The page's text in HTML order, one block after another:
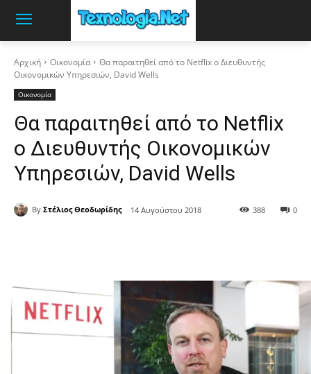
Αρχική Οικονομία
Θα παραιτηθεί από το Netflix ο Διευθυντής
Οικονομικών Υπηρεσιών, David Wells
Οικονομία
Θα παραιτηθεί από το Netflix
ο Διευθυντής Οικονομικών
Υπηρεσιών, David Wells
By Στέλιος Θεοδωρίδης 14 Αυγούστου 2018 0
388